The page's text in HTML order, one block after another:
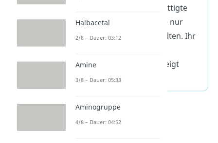
handelt es sich um gesättigte
Kohlenwasserstoffe, die nur
Einfachbildungen enthalten. Ihr
unverzweigt und verzweigt
unterteilt werden.
Halbacetal
2/8 – Dauer: 03:12
Amine
3/8 – Dauer: 05:33
Aminogruppe
4/8 – Dauer: 04:52